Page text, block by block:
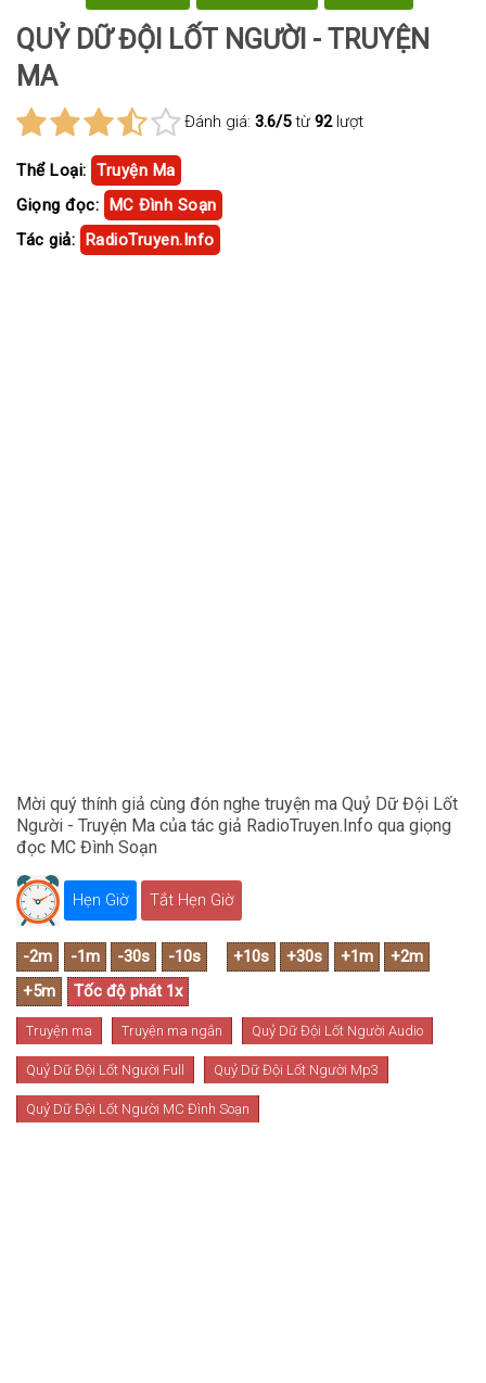
QUỶ DỮ ĐỘI LỐT NGƯỜI - TRUYỆN
MA
Đánh giá: 3.6/5từ 92lượt
Thể Loại: Truyện Ma
Giọng đọc: MC Đình Soạn
Tác giả: RadioTruyen.Info
Mời quý thính giả cùng đón nghe truyện ma Quỷ Dữ Đội Lốt
Người - Truyện Ma của tác giả RadioTruyen.Info qua giọng
đọc MC Đình Soạn
Hẹn Giờ Tắt Hẹn Giờ
Truyện ma Truyện ma ngắn Quỷ Dữ Đội Lốt Người Audio
Quỷ Dữ Đội Lốt Người Full Quỷ Dữ Đội Lốt Người Mp3
Quỷ Dữ Đội Lốt Người MC Đình Soạn